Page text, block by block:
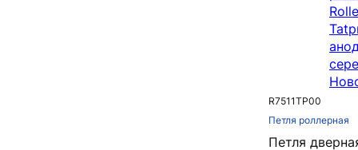
R7511TP00
Петля роллерная
Петля